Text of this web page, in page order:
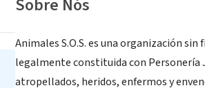
Sobre Nós
Animales S.O.S. es una organización
legalmente constituida con Personería
atropellados, heridos, enfermos y